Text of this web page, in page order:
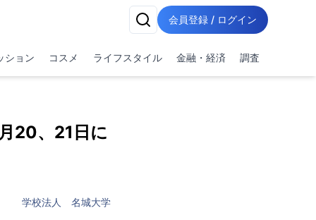
会員登録 / ログイン
ション コスメ ライフスタイル 金融・経済 調査
20、21日に
学校法人 名城大学